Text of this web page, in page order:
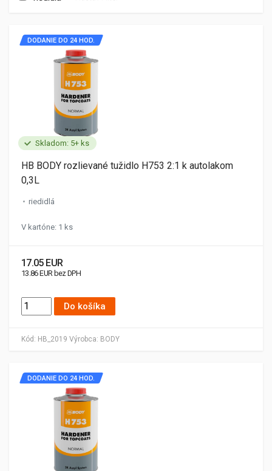
Skladom: 5+ ks
Kód: HB_2019 Výrobca: BODY
DODANIE DO 24 HOD.
HB BODY rozlievané tužidlo H753 2:1 k autolakom
0,3L
riedidlá
V kartóne: 1 ks
17.05 EUR
13.86 EUR bez DPH
Do košíka
DODANIE DO 24 HOD.